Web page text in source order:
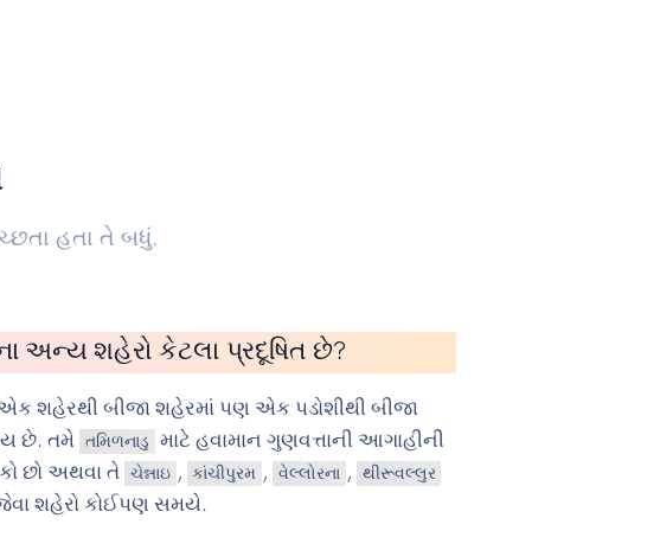
હતા તે બધું.
અન્ય શહેરો કેટલા પ્રદૂષિત છે?
શહેરથી બીજા શહેરમાં પણ એક પડોશીથી બીજા
છે. તમે તમિળનાડુ
માટે હવામાન ગુણવત્તાની આગાહીની
છો અથવા તે ચેન્નાઇ , કાંચીપુરમ , વેલ્લોરના , થીરૂવલ્લુર
શહેરો કોઈપણ સમયે.